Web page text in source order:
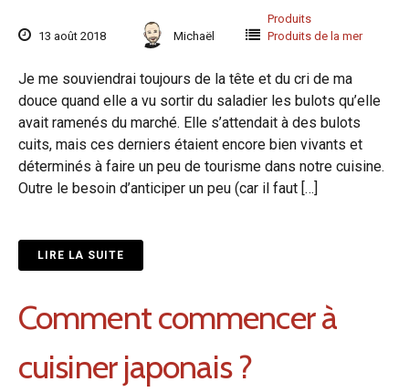
13 août 2018 Michaël
Produits
Produits de la mer
Je me souviendrai toujours de la tête et du cri de ma
douce quand elle a vu sortir du saladier les bulots qu’elle
avait ramenés du marché. Elle s’attendait à des bulots
cuits, mais ces derniers étaient encore bien vivants et
déterminés à faire un peu de tourisme dans notre cuisine.
Outre le besoin d’anticiper un peu (car il faut […]
LIRE LA SUITE
Comment commencer à
cuisiner japonais ?